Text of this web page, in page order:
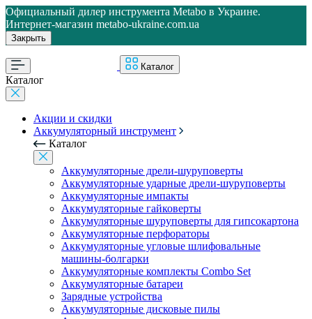
Официальный дилер инструмента Metabo в Украине.
Интернет-магазин metabo-ukraine.com.ua
Закрыть
Каталог
Каталог
Акции и скидки
Аккумуляторный инструмент
Каталог
Аккумуляторные дрели-шуруповерты
Аккумуляторные ударные дрели-шуруповерты
Аккумуляторные импакты
Аккумуляторные гайковерты
Аккумуляторные шуруповерты для гипсокартона
Аккумуляторные перфораторы
Аккумуляторные угловые шлифовальные
машины-болгарки
Аккумуляторные комплекты Combo Set
Аккумуляторные батареи
Зарядные устройства
Аккумуляторные дисковые пилы